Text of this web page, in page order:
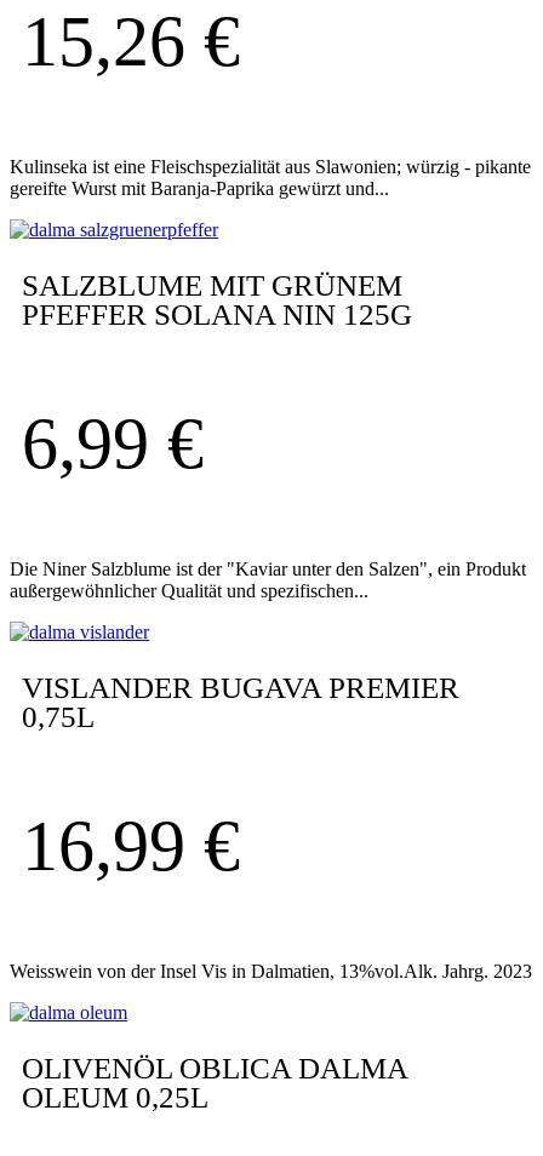
15,26 €
Kulinseka ist eine Fleischspezialität aus Slawonien; würzig - pikante
gereifte Wurst mit Baranja-Paprika gewürzt und...
SALZBLUME MIT GRÜNEM
PFEFFER SOLANA NIN 125G
6,99 €
Die Niner Salzblume ist der "Kaviar unter den Salzen", ein Produkt
außergewöhnlicher Qualität und spezifischen...
VISLANDER BUGAVA PREMIER
0,75L
16,99 €
Weisswein von der Insel Vis in Dalmatien, 13%vol.Alk. Jahrg. 2023
OLIVENÖL OBLICA DALMA
OLEUM 0,25L